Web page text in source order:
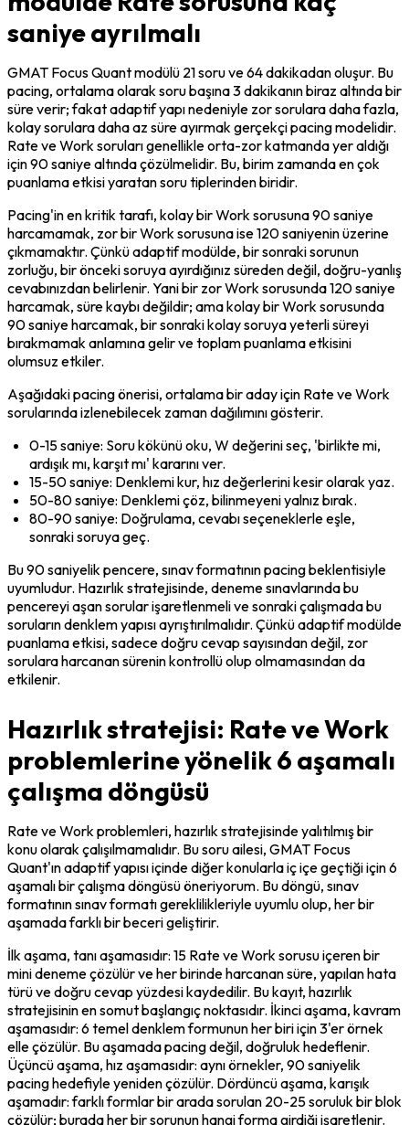
saniye ayrılmalı
GMAT Focus Quant modülü 21 soru ve 64 dakikadan oluşur. Bu
pacing, ortalama olarak soru başına 3 dakikanın biraz altında bir
süre verir; fakat adaptif yapı nedeniyle zor sorulara daha fazla,
kolay sorulara daha az süre ayırmak gerçekçi pacing modelidir.
Rate ve Work soruları genellikle orta-zor katmanda yer aldığı
için 90 saniye altında çözülmelidir. Bu, birim zamanda en çok
puanlama etkisi yaratan soru tiplerinden biridir.
Pacing'in en kritik tarafı, kolay bir Work sorusuna 90 saniye
harcamamak, zor bir Work sorusuna ise 120 saniyenin üzerine
çıkmamaktır. Çünkü adaptif modülde, bir sonraki sorunun
zorluğu, bir önceki soruya ayırdığınız süreden değil, doğru-yanlış
cevabınızdan belirlenir. Yani bir zor Work sorusunda 120 saniye
harcamak, süre kaybı değildir; ama kolay bir Work sorusunda
90 saniye harcamak, bir sonraki kolay soruya yeterli süreyi
bırakmamak anlamına gelir ve toplam puanlama etkisini
olumsuz etkiler.
Aşağıdaki pacing önerisi, ortalama bir aday için Rate ve Work
sorularında izlenebilecek zaman dağılımını gösterir.
0-15 saniye: Soru kökünü oku, W değerini seç, 'birlikte mi,
ardışık mı, karşıt mı' kararını ver.
15-50 saniye: Denklemi kur, hız değerlerini kesir olarak yaz.
50-80 saniye: Denklemi çöz, bilinmeyeni yalnız bırak.
80-90 saniye: Doğrulama, cevabı seçeneklerle eşle,
sonraki soruya geç.
Bu 90 saniyelik pencere, sınav formatının pacing beklentisiyle
uyumludur. Hazırlık stratejisinde, deneme sınavlarında bu
pencereyi aşan sorular işaretlenmeli ve sonraki çalışmada bu
soruların denklem yapısı ayrıştırılmalıdır. Çünkü adaptif modülde
puanlama etkisi, sadece doğru cevap sayısından değil, zor
sorulara harcanan sürenin kontrollü olup olmamasından da
etkilenir.
Hazırlık stratejisi: Rate ve Work
problemlerine yönelik 6 aşamalı
çalışma döngüsü
Rate ve Work problemleri, hazırlık stratejisinde yalıtılmış bir
konu olarak çalışılmamalıdır. Bu soru ailesi, GMAT Focus
Quant'ın adaptif yapısı içinde diğer konularla iç içe geçtiği için 6
aşamalı bir çalışma döngüsü öneriyorum. Bu döngü, sınav
formatının sınav formatı gereklilikleriyle uyumlu olup, her bir
aşamada farklı bir beceri geliştirir.
İlk aşama, tanı aşamasıdır: 15 Rate ve Work sorusu içeren bir
mini deneme çözülür ve her birinde harcanan süre, yapılan hata
türü ve doğru cevap yüzdesi kaydedilir. Bu kayıt, hazırlık
stratejisinin en somut başlangıç noktasıdır. İkinci aşama, kavram
aşamasıdır: 6 temel denklem formunun her biri için 3'er örnek
elle çözülür. Bu aşamada pacing değil, doğruluk hedeflenir.
Üçüncü aşama, hız aşamasıdır: aynı örnekler, 90 saniyelik
pacing hedefiyle yeniden çözülür. Dördüncü aşama, karışık
aşamadır: farklı formlar bir arada sorulan 20-25 soruluk bir blok
çözülür; burada her bir sorunun hangi forma girdiği işaretlenir.